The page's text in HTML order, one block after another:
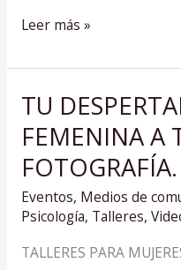
Leer más »
TU
FEMENINA A
Eventos, Medios de
Psicología, Talleres,
TALLERES PARA
TU
DESPERTAR
DE
LA
ENERGÍA
FEMENINA
A